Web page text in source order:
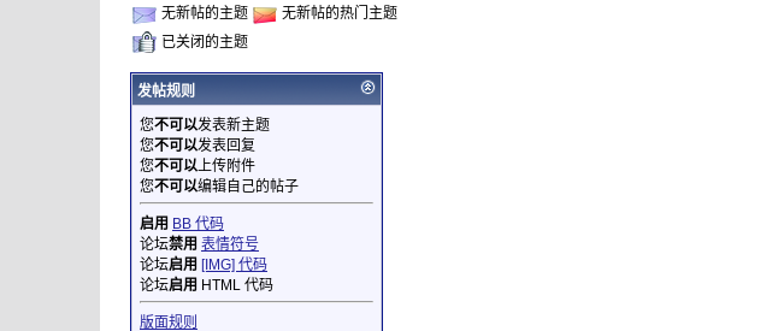
无新帖的主题
无新帖的热门主题
已关闭的主题
发帖规则
您不可以发表新主题
您不可以发表回复
您不可以上传附件
您不可以编辑自己的帖子
启用 BB 代码
论坛禁用 表情符号
论坛启用 [IMG] 代码
论坛启用 HTML 代码
版面规则